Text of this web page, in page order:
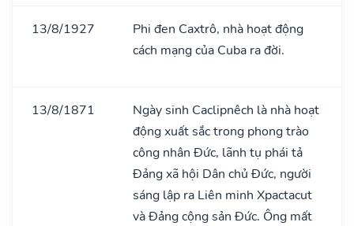
13/8/1927
Phi đen Caxtrô, nhà hoạt động
cách mạng của Cuba ra đời.
13/8/1871
Ngày sinh Caclipnêch là nhà hoạt
động xuất sắc trong phong trào
công nhân Đức, lãnh tụ phái tả
Đảng xã hội Dân chủ Đức, người
sáng lập ra Liên minh Xpactacut
và Đảng cộng sản Đức. Ông mất